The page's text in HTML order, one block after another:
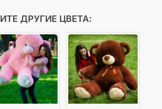
ДРУГИЕ ЦВЕТА: